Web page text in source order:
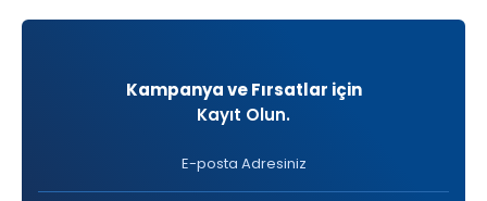
Kampanya ve Fırsatlar için
Kayıt Olun.